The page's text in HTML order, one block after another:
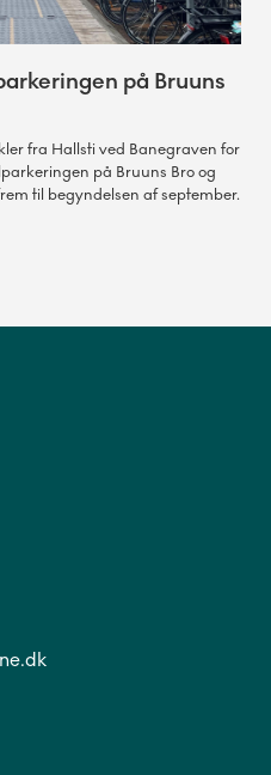
på Bruuns
fra Hallsti ved Banegraven for
på Bruuns Bro og
til begyndelsen af september.